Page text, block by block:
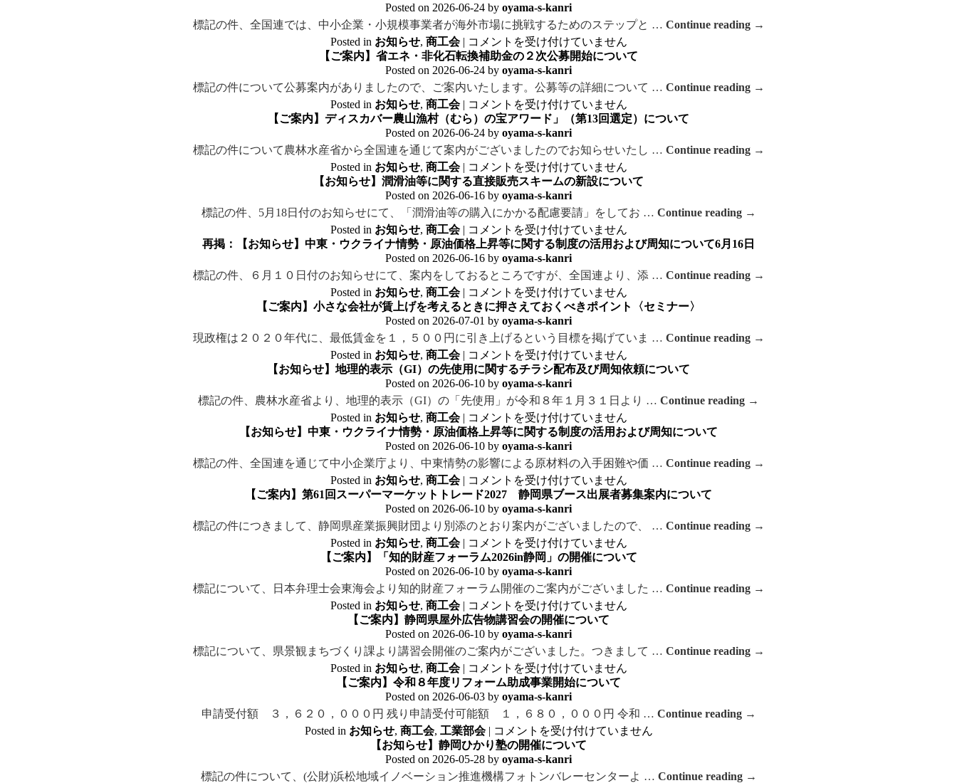
Posted on 2026-06-24 by oyama-s-kanri
標記の件、全国連では、中小企業・小規模事業者が海外市場に挑戦するためのステップと … Continue reading →
Posted in お知らせ, 商工会 | コメントを受け付けていません
【ご案内】省エネ・非化石転換補助金の２次公募開始について
Posted on 2026-06-24 by oyama-s-kanri
標記の件について公募案内がありましたので、ご案内いたします。公募等の詳細について … Continue reading →
Posted in お知らせ, 商工会 | コメントを受け付けていません
【ご案内】ディスカバー農山漁村（むら）の宝アワード」（第13回選定）について
Posted on 2026-06-24 by oyama-s-kanri
標記の件について農林水産省から全国連を通じて案内がございましたのでお知らせいたし … Continue reading →
Posted in お知らせ, 商工会 | コメントを受け付けていません
【お知らせ】潤滑油等に関する直接販売スキームの新設について
Posted on 2026-06-16 by oyama-s-kanri
標記の件、5月18日付のお知らせにて、「潤滑油等の購入にかかる配慮要請」をしてお … Continue reading →
Posted in お知らせ, 商工会 | コメントを受け付けていません
再掲：【お知らせ】中東・ウクライナ情勢・原油価格上昇等に関する制度の活用および周知について6月16日
Posted on 2026-06-16 by oyama-s-kanri
標記の件、６月１０日付のお知らせにて、案内をしておるところですが、全国連より、添 … Continue reading →
Posted in お知らせ, 商工会 | コメントを受け付けていません
【ご案内】小さな会社が賃上げを考えるときに押さえておくべきポイント〈セミナー〉
Posted on 2026-07-01 by oyama-s-kanri
現政権は２０２０年代に、最低賃金を１，５００円に引き上げるという目標を掲げていま … Continue reading →
Posted in お知らせ, 商工会 | コメントを受け付けていません
【お知らせ】地理的表示（GI）の先使用に関するチラシ配布及び周知依頼について
Posted on 2026-06-10 by oyama-s-kanri
標記の件、農林水産省より、地理的表示（GI）の「先使用」が令和８年１月３１日より … Continue reading →
Posted in お知らせ, 商工会 | コメントを受け付けていません
【お知らせ】中東・ウクライナ情勢・原油価格上昇等に関する制度の活用および周知について
Posted on 2026-06-10 by oyama-s-kanri
標記の件、全国連を通じて中小企業庁より、中東情勢の影響による原材料の入手困難や価 … Continue reading →
Posted in お知らせ, 商工会 | コメントを受け付けていません
【ご案内】第61回スーパーマーケットトレード2027 静岡県ブース出展者募集案内について
Posted on 2026-06-10 by oyama-s-kanri
標記の件につきまして、静岡県産業振興財団より別添のとおり案内がございましたので、 … Continue reading →
Posted in お知らせ, 商工会 | コメントを受け付けていません
【ご案内】「知的財産フォーラム2026in静岡」の開催について
Posted on 2026-06-10 by oyama-s-kanri
標記について、日本弁理士会東海会より知的財産フォーラム開催のご案内がございました … Continue reading →
Posted in お知らせ, 商工会 | コメントを受け付けていません
【ご案内】静岡県屋外広告物講習会の開催について
Posted on 2026-06-10 by oyama-s-kanri
標記について、県景観まちづくり課より講習会開催のご案内がございました。つきまして … Continue reading →
Posted in お知らせ, 商工会 | コメントを受け付けていません
【ご案内】令和８年度リフォーム助成事業開始について
Posted on 2026-06-03 by oyama-s-kanri
申請受付額 ３，６２０，０００円 残り申請受付可能額 １，６８０，０００円 令和 … Continue reading →
Posted in お知らせ, 商工会, 工業部会 | コメントを受け付けていません
【お知らせ】静岡ひかり塾の開催について
Posted on 2026-05-28 by oyama-s-kanri
標記の件について、(公財)浜松地域イノベーション推進機構フォトンバレーセンターよ … Continue reading →